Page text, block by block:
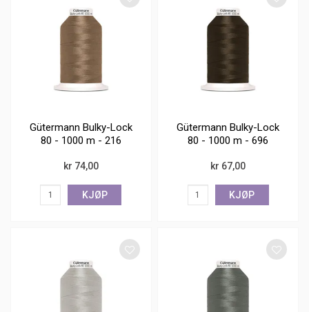
Gütermann Bulky-Lock
80 - 1000 m - 216
kr 74,00
KJØP
Gütermann Bulky-Lock
80 - 1000 m - 696
kr 67,00
KJØP